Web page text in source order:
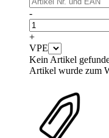
-
+
VPE
Kein Artikel
Artikel wurde zum